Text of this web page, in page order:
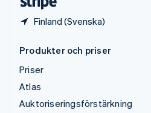
Finland (Svenska)
Produkter och priser
Priser
Atlas
Auktoriseringsförstärkning